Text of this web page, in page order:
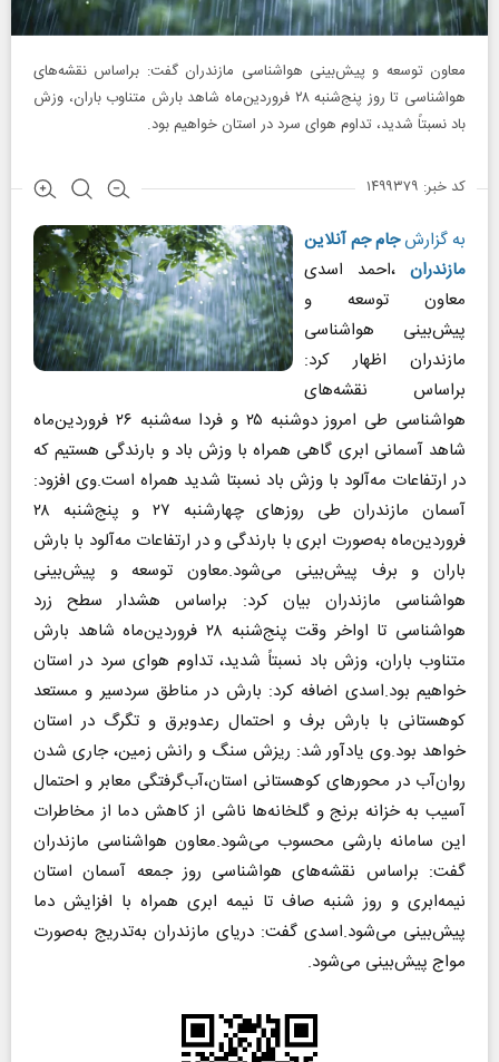
معاون توسعه و پیش‌بینی هواشناسی مازندران گفت: براساس نقشه‌های
هواشناسی تا روز پنج‌شنبه ۲۸ فروردین‌ماه شاهد بارش متناوب باران، وزش
باد نسبتاً شدید، تداوم هوای سرد در استان خواهیم بود.
کد خبر: ۱۴۹۹۳۷۹
به گزارشجام جم آنلاین
مازندران ،احمد اسدی
معاون توسعه و
پیش‌بینی هواشناسی
مازندران اظهار کرد:
براساس نقشه‌های
هواشناسی طی امروز دوشنبه ۲۵ و فردا سه‌شنبه ۲۶ فروردین‌ماه
شاهد آسمانی ابری گاهی همراه با وزش باد و بارندگی هستیم که
در ارتفاعات مه‌آلود با وزش باد نسبتا شدید همراه است.وی افزود:
آسمان مازندران طی روزهای چهارشنبه ۲۷ و پنج‌شنبه ۲۸
فروردین‌ماه به‌صورت ابری با بارندگی و در ارتفاعات مه‌آلود با بارش
باران و برف پیش‌بینی می‌شود.معاون توسعه و پیش‌بینی
هواشناسی مازندران بیان کرد: براساس هشدار سطح زرد
هواشناسی تا اواخر وقت پنج‌شنبه ۲۸ فروردین‌ماه شاهد بارش
متناوب باران، وزش باد نسبتاً شدید، تداوم هوای سرد در استان
خواهیم بود.اسدی اضافه کرد: بارش در مناطق سردسیر و مستعد
کوهستانی با بارش برف و احتمال رعدوبرق و تگرگ در استان
خواهد بود.وی یادآور شد: ریزش سنگ و رانش زمین، جاری شدن
روان‌آب در محورهای کوهستانی استان،آب‌گرفتگی معابر و احتمال
آسیب به خزانه برنج و گلخانه‌ها ناشی از کاهش دما از مخاطرات
این سامانه بارشی محسوب می‌شود.معاون هواشناسی مازندران
گفت: براساس نقشه‌های هواشناسی روز جمعه آسمان استان
نیمه‌ابری و روز شنبه صاف تا نیمه ابری همراه با افزایش دما
پیش‌بینی می‌شود.اسدی گفت: دریای مازندران به‌تدریج به‌صورت
مواج پیش‌بینی می‌شود.